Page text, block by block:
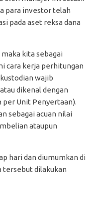
para investor telah
pada aset reksa dana
kita sebagai
cara kerja perhitungan
wajib
dikenal dengan
per Unit Penyertaan).
sebagai acuan nilai
ataupun
hari dan diumumkan di
tersebut dilakukan